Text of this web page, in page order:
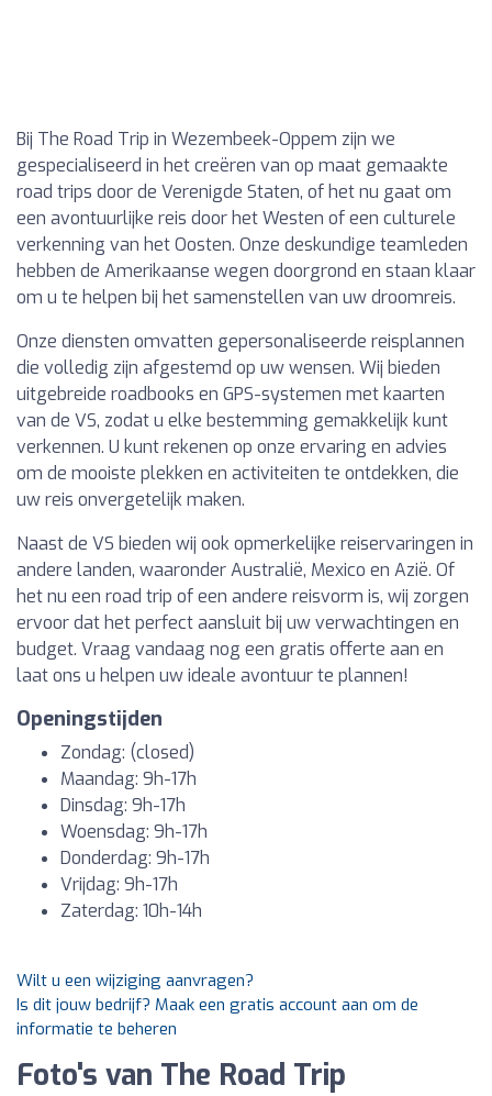
Bij The Road Trip in Wezembeek-Oppem zijn we
gespecialiseerd in het creëren van op maat gemaakte
road trips door de Verenigde Staten, of het nu gaat om
een avontuurlijke reis door het Westen of een culturele
verkenning van het Oosten. Onze deskundige teamleden
hebben de Amerikaanse wegen doorgrond en staan klaar
om u te helpen bij het samenstellen van uw droomreis.
Onze diensten omvatten gepersonaliseerde reisplannen
die volledig zijn afgestemd op uw wensen. Wij bieden
uitgebreide roadbooks en GPS-systemen met kaarten
van de VS, zodat u elke bestemming gemakkelijk kunt
verkennen. U kunt rekenen op onze ervaring en advies
om de mooiste plekken en activiteiten te ontdekken, die
uw reis onvergetelijk maken.
Naast de VS bieden wij ook opmerkelijke reiservaringen in
andere landen, waaronder Australië, Mexico en Azië. Of
het nu een road trip of een andere reisvorm is, wij zorgen
ervoor dat het perfect aansluit bij uw verwachtingen en
budget. Vraag vandaag nog een gratis offerte aan en
laat ons u helpen uw ideale avontuur te plannen!
Openingstijden
Zondag: (closed)
Maandag: 9h-17h
Dinsdag: 9h-17h
Woensdag: 9h-17h
Donderdag: 9h-17h
Vrijdag: 9h-17h
Zaterdag: 10h-14h
Wilt u een wijziging aanvragen?
Is dit jouw bedrijf? Maak een gratis account aan om de
informatie te beheren
Foto's van The Road Trip